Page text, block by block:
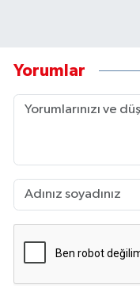
Yorumlar